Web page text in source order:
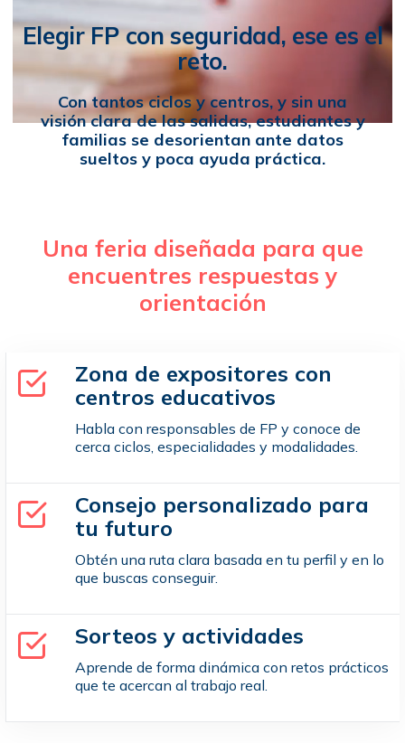
Elegir FP con seguridad, ese es el
reto.
Con tantos ciclos y centros, y sin una
visión clara de las salidas, estudiantes y
familias se desorientan ante datos
sueltos y poca ayuda práctica.
Una feria diseñada para que
encuentres respuestas y
orientación
Zona de expositores con
centros educativos
Habla con responsables de FP y conoce de
cerca ciclos, especialidades y modalidades.
Consejo personalizado para
tu futuro
Obtén una ruta clara basada en tu perfil y en lo
que buscas conseguir.
Sorteos y actividades
Aprende de forma dinámica con retos prácticos
que te acercan al trabajo real.